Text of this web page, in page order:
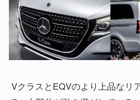
VクラスとEQVのより上品なリ